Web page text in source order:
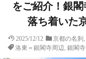
をご紹介！銀閣
落ち着いた
2025/12/12 京都の名刹 ,
洛東＝銀閣寺周辺, 銀閣寺